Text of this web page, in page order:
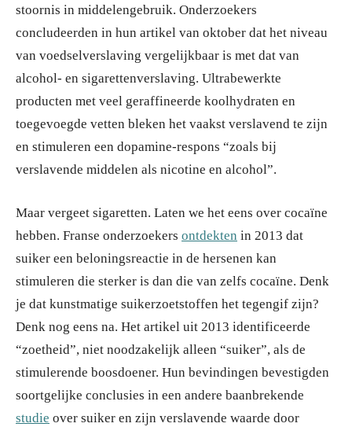
stoornis in middelengebruik. Onderzoekers
concludeerden in hun artikel van oktober dat het niveau
van voedselverslaving vergelijkbaar is met dat van
alcohol- en sigarettenverslaving. Ultrabewerkte
producten met veel geraffineerde koolhydraten en
toegevoegde vetten bleken het vaakst verslavend te zijn
en stimuleren een dopamine-respons “zoals bij
verslavende middelen als nicotine en alcohol”.
Maar vergeet sigaretten. Laten we het eens over cocaïne
hebben. Franse onderzoekers ontdekten in 2013 dat
suiker een beloningsreactie in de hersenen kan
stimuleren die sterker is dan die van zelfs cocaïne. Denk
je dat kunstmatige suikerzoetstoffen het tegengif zijn?
Denk nog eens na. Het artikel uit 2013 identificeerde
“zoetheid”, niet noodzakelijk alleen “suiker”, als de
stimulerende boosdoener. Hun bevindingen bevestigden
soortgelijke conclusies in een andere baanbrekende
studie over suiker en zijn verslavende waarde door